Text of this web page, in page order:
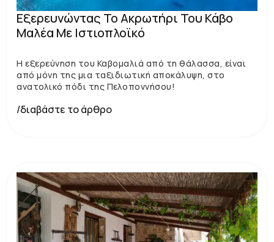
Εξερευνώντας Το Ακρωτήρι Του Κάβο
Μαλέα Με Ιστιοπλοϊκό
Η εξερεύνηση του Καβομαλιά από τη θάλασσα, είναι
από μόνη της μια ταξιδιωτική αποκάλυψη, στο
ανατολικό πόδι της Πελοποννήσου!
/διαβάστε το άρθρο